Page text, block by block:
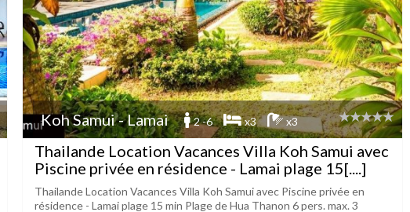
Koh Samui - Lamai 2 -6 x3 x3
Thailande Location Vacances Villa Koh Samui avec
Piscine privée en résidence - Lamai plage 15[....]
Thailande Location Vacances Villa Koh Samui avec Piscine privée en
résidence - Lamai plage 15 min Plage de Hua Thanon 6 pers. max. 3